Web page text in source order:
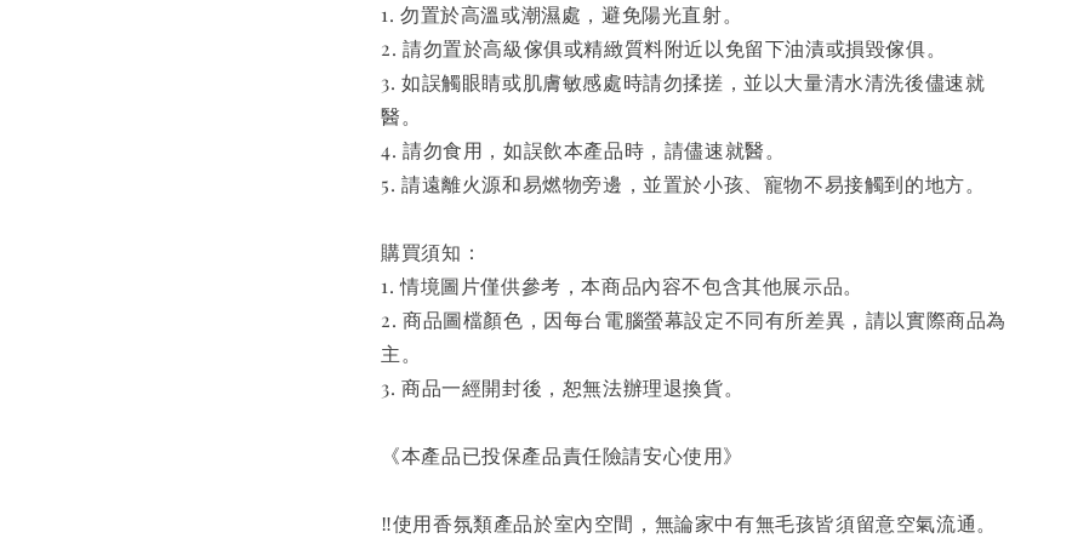
1. 勿置於高溫或潮濕處，避免陽光直射。
2. 請勿置於高級傢俱或精緻質料附近以免留下油漬或損毀傢俱。
3. 如誤觸眼睛或肌膚敏感處時請勿揉搓，並以大量清水清洗後儘速就
醫。
4. 請勿食用，如誤飲本產品時，請儘速就醫。
5. 請遠離火源和易燃物旁邊，並置於小孩、寵物不易接觸到的地方。
購買須知：
1. 情境圖片僅供參考，本商品內容不包含其他展示品。
2. 商品圖檔顏色，因每台電腦螢幕設定不同有所差異，請以實際商品為
主。
3. 商品一經開封後，恕無法辦理退換貨。
《本產品已投保產品責任險請安心使用》
‼️使用香氛類產品於室內空間，無論家中有無毛孩皆須留意空氣流通。